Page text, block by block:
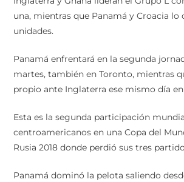
una, mientras que Panamá y Croacia lo
unidades.
Panamá enfrentará en la segunda
martes, también en Toronto, mientras
propio ante Inglaterra ese mismo día
Esta es la segunda participación
centroamericanos en una Copa del
Rusia 2018 donde perdió sus tres
Panamá dominó la pelota saliendo